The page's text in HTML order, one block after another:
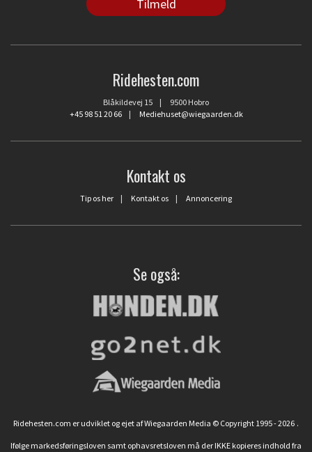
Ridehesten.com
Blåkildevej 15 | 9500 Hobro
+45 98 51 20 66| Mediehuset@wiegaarden.dk
Kontakt os
Tip os her | Kontakt os | Annoncering
Se også:
Ridehesten.com er udviklet og ejet af Wiegaarden Media © Copyright 1995 - 2026 .
Ifølge markedsføringsloven samt ophavsretsloven må der IKKE kopieres indhold fra